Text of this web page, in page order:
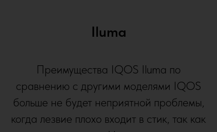
Iluma
Преимущества IQOS Iluma по
сравнению с другими моделями IQOS
больше не будет неприятной проблемы,
когда лезвие плохо входит в стик, так как